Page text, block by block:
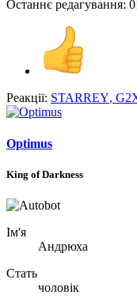
Останнє редагування:
Реакції: STARREY,
Optimus
King of Darkness
Ім'я
Андрюха
Стать
чоловік